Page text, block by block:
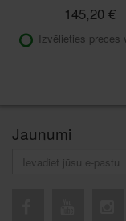
145,20 €
Izvēlieties preces
Jaunumi